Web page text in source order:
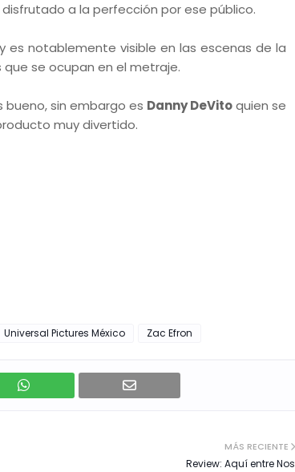
a la perfección por ese público.
notablemente visible en las escenas de la
se ocupan en el metraje.
bueno, sin embargo es Danny DeVitoquien se
muy divertido.
Universal Pictures México Zac Efron
MÁS RECIENTE
Review: Aquí entre Nos